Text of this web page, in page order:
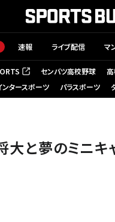
速報 ライブ配信 マ
で開く） センバツ高校野球 高
ンタースポーツ パラスポーツ
と夢のミニキ